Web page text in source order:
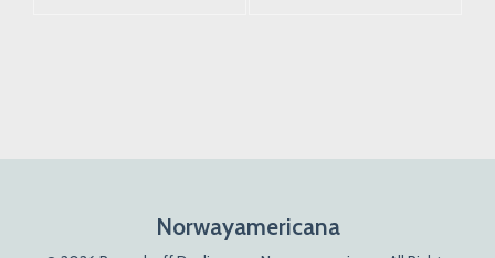
Norwayamericana